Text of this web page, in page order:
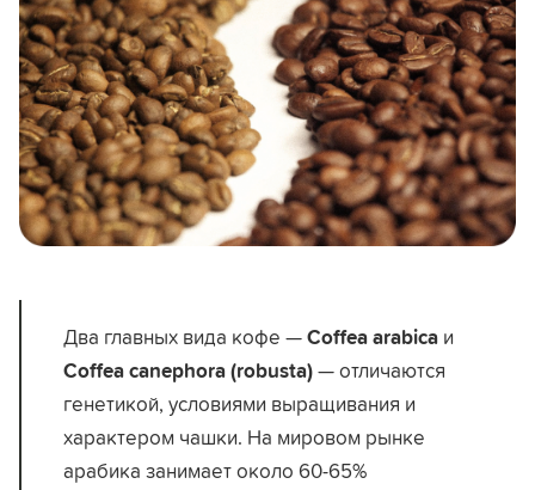
Два главных вида кофе — Coffea arabica и
Coffea canephora (robusta) — отличаются
генетикой, условиями выращивания и
характером чашки. На мировом рынке
арабика занимает около 60-65%